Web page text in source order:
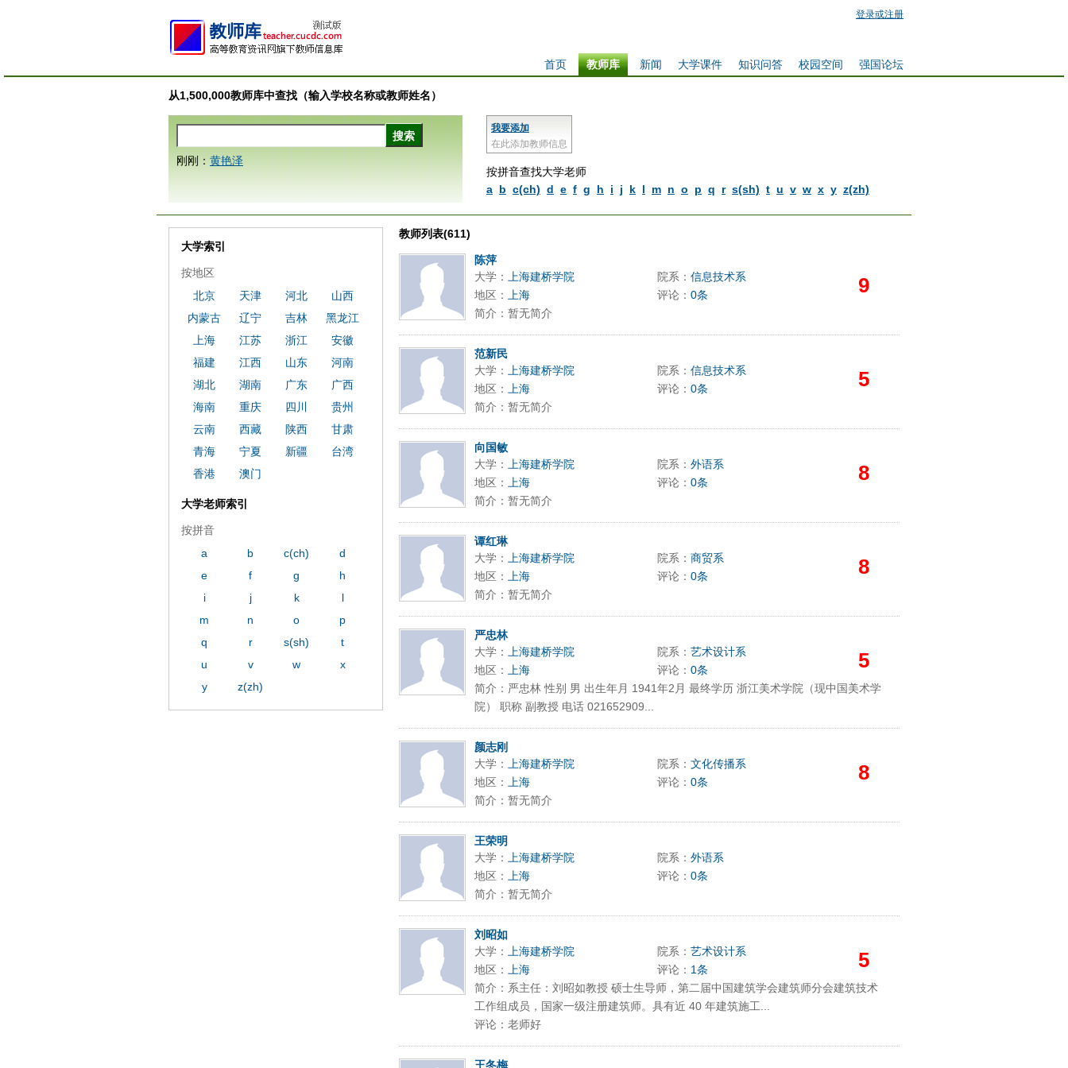
登录或注册
强国论坛
校园空间
知识问答
大学课件
新闻
教师库
首页
从1,500,000教师库中查找（输入学校名称或教师姓名）
我要添加
在此添加教师信息
按拼音查找大学老师
a b c(ch) d e f g h i j k l m n o p q r s(sh) t u v w x y z(zh)
刚刚： 黄艳泽
教师列表(611)
陈萍
大学：
上海建桥学院 院系： 信息技术系 9
地区： 上海 评论： 0条
简介：暂无简介
范新民
大学：
上海建桥学院 院系： 信息技术系 5
地区： 上海 评论： 0条
简介：暂无简介
向国敏
大学：
上海建桥学院 院系： 外语系 8
地区： 上海 评论： 0条
简介：暂无简介
谭红琳
大学：
上海建桥学院 院系： 商贸系 8
地区： 上海 评论： 0条
简介：暂无简介
严忠林
大学：
上海建桥学院 院系： 艺术设计系 5
地区： 上海 评论： 0条
简介：严忠林 性别 男 出生年月 1941年2月 最终学历 浙江美术学院（现中国美术学
院） 职称 副教授 电话 021652909...
颜志刚
大学：
上海建桥学院 院系： 文化传播系 8
地区： 上海 评论： 0条
简介：暂无简介
王荣明
大学：
上海建桥学院 院系： 外语系
地区：
上海 评论： 0条
简介：暂无简介
刘昭如
大学：
上海建桥学院 院系： 艺术设计系 5
地区： 上海 评论： 1条
简介：系主任：刘昭如教授 硕士生导师，第二届中国建筑学会建筑师分会建筑技术
工作组成员，国家一级注册建筑师。具有近 40 年建筑施工...
评论：老师好
王冬梅
大学索引
按地区
北京
天津 河北
山西
内蒙古
辽宁 吉林
黑龙江
上海
江苏 浙江
安徽
福建
江西 山东
河南
湖北
湖南 广东
广西
海南
重庆 四川
贵州
云南
西藏 陕西
甘肃
青海
宁夏 新疆
台湾
香港
澳门
大学老师索引
按拼音
a
b c(ch)
d
e
f g
h
i
j k
l
m
n o
p
q
r s(sh)
t
u
v w
x
y
z(zh)